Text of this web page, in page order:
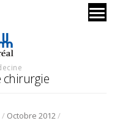
chirurgie
/ Octobre 2012/